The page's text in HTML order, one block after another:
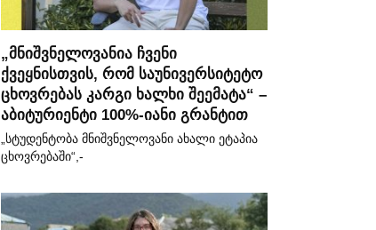
„მნიშვნელოვანია ჩვენი
ქვეყნისთვის, რომ საუნივერსიტეტო
ცხოვრებას კარგი ხალხი შეემატა“ –
აბიტურიენტი 100%-იანი გრანტით
„სტუდენტობა მნიშვნელოვანი ახალი ეტაპია
ცხოვრებაში“,-